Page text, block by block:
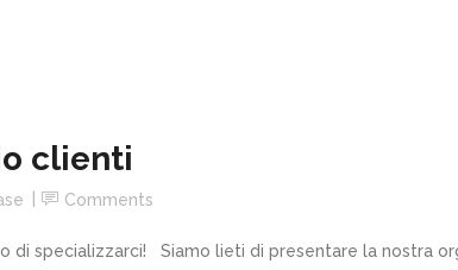
clienti
Comments
di specializzarci! Siamo lieti di presentare la nostra